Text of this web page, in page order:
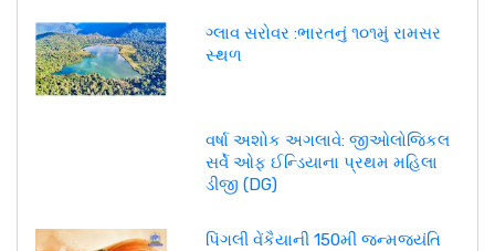
ગ્લાવ સરોવર :ભારતનું ૧૦૧મું રામસર
સ્થળ
વર્ષા અશોક અગલાવે: જીઓલોજિકલ
સર્વે ઓફ ઈન્ડિયાના પ્રથમ મહિલા
ડીજી (DG)
પિંગલી વેંકૈયાની 150મી જન્મજયંતિ